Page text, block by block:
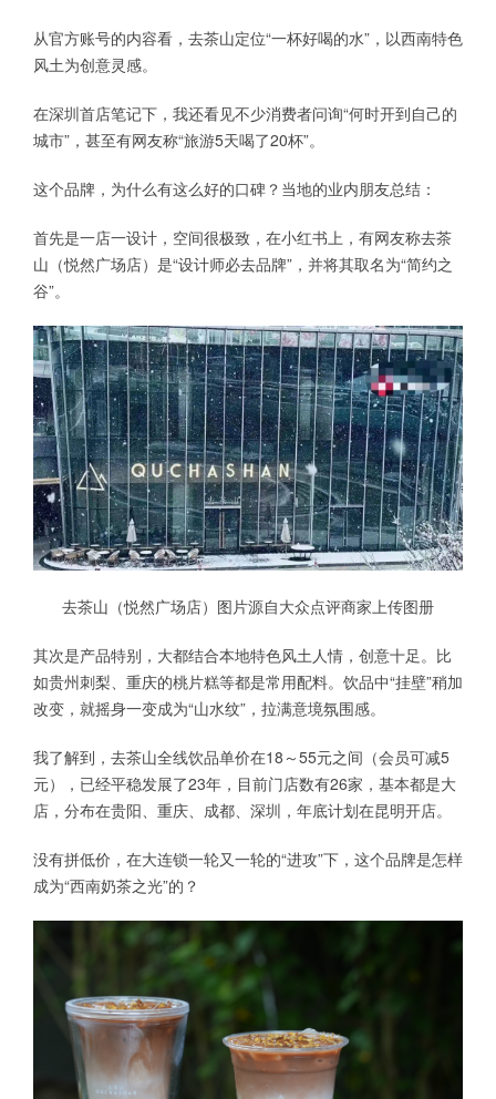
从官方账号的内容看，去茶山定位“一杯好喝的水”，以西南特色
风土为创意灵感。
在深圳首店笔记下，我还看见不少消费者问询“何时开到自己的
城市”，甚至有网友称“旅游5天喝了20杯”。
这个品牌，为什么有这么好的口碑？当地的业内朋友总结：
首先是一店一设计，空间很极致，在小红书上，有网友称去茶
山（悦然广场店）是“设计师必去品牌”，并将其取名为“简约之
谷”。
去茶山（悦然广场店）图片源自大众点评商家上传图册
其次是产品特别，大都结合本地特色风土人情，创意十足。比
如贵州刺梨、重庆的桃片糕等都是常用配料。饮品中“挂壁”稍加
改变，就摇身一变成为“山水纹”，拉满意境氛围感。
我了解到，去茶山全线饮品单价在18～55元之间（会员可减5
元），已经平稳发展了23年，目前门店数有26家，基本都是大
店，分布在贵阳、重庆、成都、深圳，年底计划在昆明开店。
没有拼低价，在大连锁一轮又一轮的“进攻”下，这个品牌是怎样
成为“西南奶茶之光”的？